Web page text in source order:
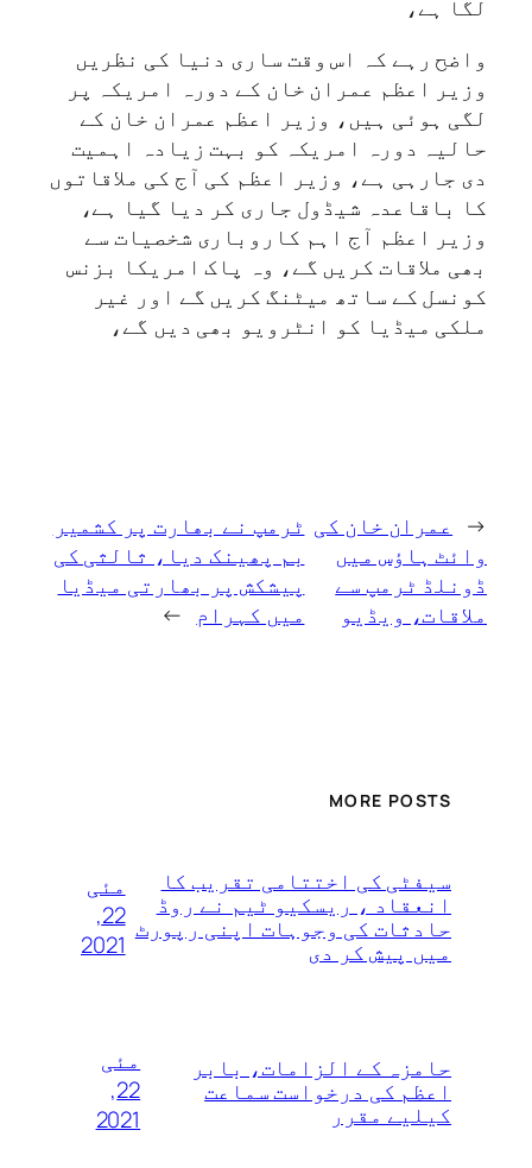
لگا ہے،
واضح رہے کہ اس وقت ساری دنیا کی نظریں
وزیر اعظم عمران خان کے دورہ امریکہ پر
لگی ہوئی ہیں، وزیر اعظم عمران خان کے
حالیہ دورہ امریکہ کو بہت زیادہ اہمیت
دی جارہی ہے، وزیر اعظم کی آج کی ملاقاتوں
کا باقاعدہ شیڈول جاری کر دیا گیا ہے،
وزیر اعظم آج اہم کاروباری شخصیات سے
بھی ملاقات کریں گے، وہ پاک امریکا بزنس
کونسل کے ساتھ میٹنگ کریں گے اور غیر
ملکی میڈیا کو انٹرویو بھی دیں گے،
←
عمران خان کی
وائٹ ہاؤس میں
ڈونلڈ ٹرمپ سے
ملاقات، ویڈیو
ٹرمپ نے بھارت پر کشمیر
بم پھینک دیا، ثالثی کی
پیشکش پر بھارتی میڈیا
میں کہرام →
MORE POSTS
سیفٹی کی اختتامی تقریب کا
انعقاد ، ریسکیو ٹیم نے روڈ
حادثات کی وجوہات اپنی رپورٹ
میں پیش کر دی
مئی
22,
2021
حامزہ کے الزامات، بابر
اعظم کی درخواست سماعت
کیلیے مقرر
مئی
22,
2021